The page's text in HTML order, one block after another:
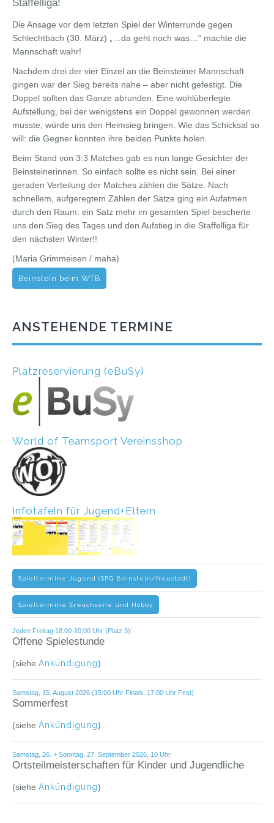
Staffelliga!
Die Ansage vor dem letzten Spiel der Winterrunde gegen
Schlechtbach (30. März) „…da geht noch was…“ machte die
Mannschaft wahr!
Nachdem drei der vier Einzel an die Beinsteiner Mannschaft
gingen war der Sieg bereits nahe – aber nicht gefestigt. Die
Doppel sollten das Ganze abrunden. Eine wohlüberlegte
Aufstellung, bei der wenigstens ein Doppel gewonnen werden
musste, würde uns den Heimsieg bringen. Wie das Schicksal so
will: die Gegner konnten ihre beiden Punkte holen.
Beim Stand von 3:3 Matches gab es nun lange Gesichter der
Beinsteinerinnen. So einfach sollte es nicht sein. Bei einer
geraden Verteilung der Matches zählen die Sätze. Nach
schnellem, aufgeregtem Zählen der Sätze ging ein Aufatmen
durch den Raum: ein Satz mehr im gesamten Spiel bescherte
uns den Sieg des Tages und den Aufstieg in die Staffelliga für
den nächsten Winter!!
(Maria Grimmeisen / maha)
Beinstein beim WTB
ANSTEHENDE TERMINE
Platzreservierung (eBuSy)
World of Teamsport Vereinsshop
Infotafeln für Jugend+Eltern
Spieltermine Jugend (SPG Beinstein/Neustadt)
Spieltermine Erwachsene und Hobby
Jeden Freitag 18:00-20:00 Uhr (Platz 3):
Offene Spielestunde
(siehe Ankündigung)
Samstag, 15. August 2026 (15:00 Uhr Finals, 17:00 Uhr Fest)
Sommerfest
(siehe Ankündigung)
Samstag, 26. + Sonntag, 27. September 2026, 10 Uhr
Ortsteilmeisterschaften für Kinder und Jugendliche
(siehe Ankündigung)